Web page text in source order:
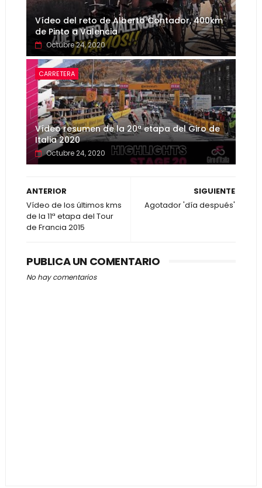
Vídeo del reto de Alberto Contador, 400km
de Pinto a Valencia
Octubre 24, 2020
CARRETERA
Vídeo resumen de la 20ª etapa del Giro de
Italia 2020
Octubre 24, 2020
SIGUIENTE
Agotador 'día después'
ANTERIOR
Vídeo de los últimos kms
de la 11ª etapa del Tour
de Francia 2015
PUBLICA UN COMENTARIO
No hay comentarios